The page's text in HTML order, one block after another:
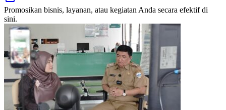
Promosikan bisnis, layanan, atau kegiatan Anda secara efektif di
sini.